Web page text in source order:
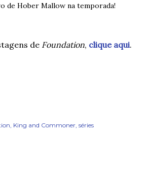
de Hober Mallow na temporada!
de Foundation, clique aqui.
King and Commoner séries